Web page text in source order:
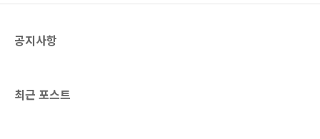
는 기상 현상 중 하나를 말해요. 대기의 불안정한
으로 한 곳에 ..
공지사항
최근 포스트